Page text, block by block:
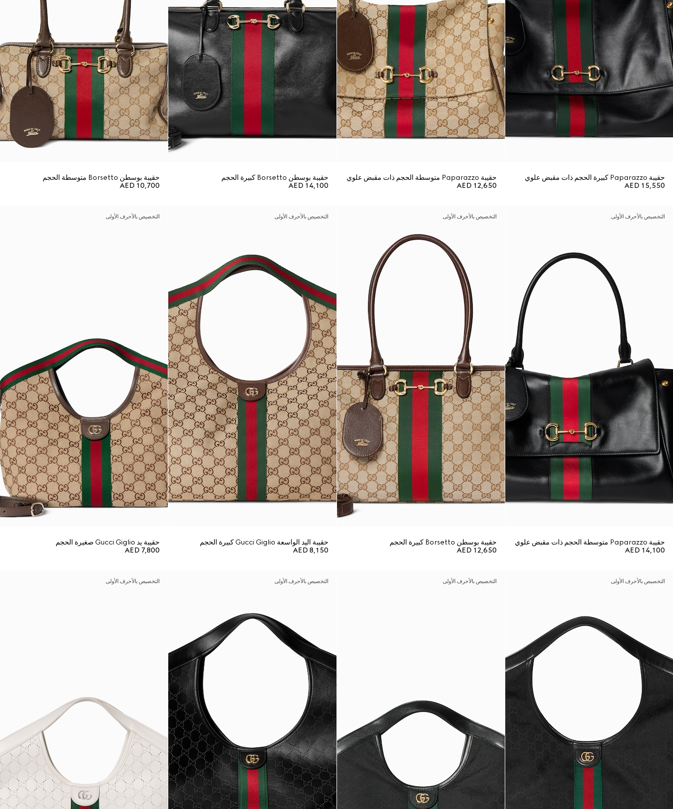
حقيبة Paparazzo كبيرة الحجم ذات مقبض علوي
AED 15,550
حقيبة Paparazzo متوسطة الحجم ذات مقبض علوي
AED 12,650
حقيبة بوسطن Borsetto كبيرة الحجم
AED 14,100
حقيبة بوسطن Borsetto متوسطة الحجم
AED 10,700
التخصيص بالأحرف الأولى
حقيبة Paparazzo متوسطة الحجم ذات مقبض علوي
AED 14,100
التخصيص بالأحرف الأولى
حقيبة بوسطن Borsetto كبيرة الحجم
AED 12,650
التخصيص بالأحرف الأولى
حقيبة اليد الواسعة Gucci Giglio كبيرة الحجم
AED 8,150
التخصيص بالأحرف الأولى
حقيبة يد Gucci Giglio صغيرة الحجم
AED 7,800
التخصيص بالأحرف الأولى التخصيص بالأحرف الأولى التخصيص بالأحرف الأولى التخصيص بالأحرف الأولى